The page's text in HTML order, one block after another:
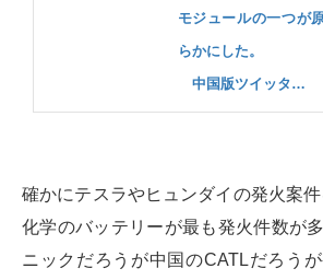
モジュールの一つが
らかにした。
中国版ツイッタ…
確かにテスラやヒュンダイの発火案
化学のバッテリーが最も発火件数が
ニックだろうが中国のCATLだろう